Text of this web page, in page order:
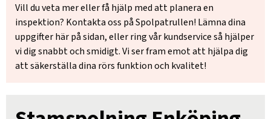
Vill du veta mer eller få hjälp med att planera en
inspektion? Kontakta oss på Spolpatrullen! Lämna dina
uppgifter här på sidan, eller ring vår kundservice så hjälper
vi dig snabbt och smidigt. Vi ser fram emot att hjälpa dig
att säkerställa dina rörs funktion och kvalitet!